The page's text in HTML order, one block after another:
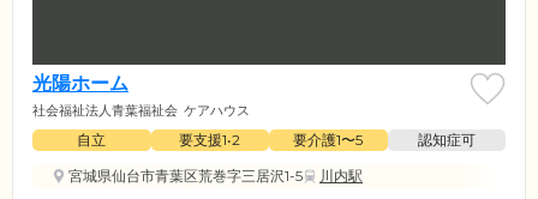
光陽ホーム
社会福祉法人青葉福祉会 ケアハウス
自立 要支援1•2 要介護1〜5
認知症可
宮城県仙台市青葉区荒巻字三居沢1-5
川内駅